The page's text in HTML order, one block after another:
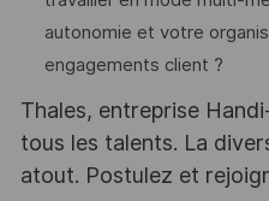
autonomie et votre
engagements client ?
Thales, entreprise
tous les talents. La
atout. Postulez et